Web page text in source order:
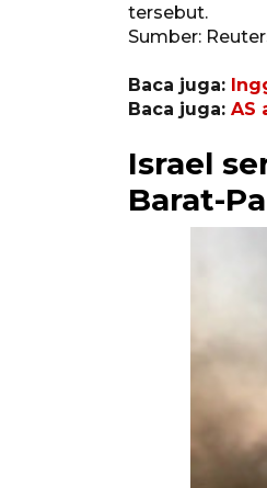
tersebut.
Sumber:
Baca juga:
Baca juga: AS
Israel
Barat-